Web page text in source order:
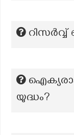
യുദ്ധം?